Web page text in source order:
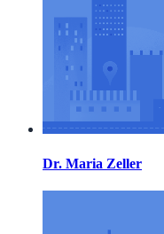
Dr. Maria Zeller